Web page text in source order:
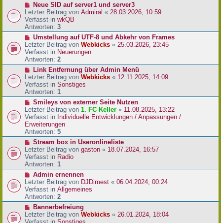
N
e
u
e
r
B
e
i
t
a
g
Neue SID auf server1 und server3
Letzter Beitrag von Admiral « 28.03.2026, 10:59
Verfasst in wkQB
Antworten: 3
N
e
u
e
r
B
e
i
t
a
g
Umstellung auf UTF-8 und Abkehr von Frames
Letzter Beitrag von Webkicks « 25.03.2026, 23:45
Verfasst in Neuerungen
Antworten: 2
N
e
u
e
r
B
e
i
t
r
a
g
Link Entfernung über Admin Menü
Letzter Beitrag von Webkicks « 12.11.2025, 14:09
Verfasst in Sonstiges
Antworten: 1
N
e
u
e
r
B
e
i
t
r
a
g
Smileys von externer Seite Nutzen
Letzter Beitrag von 1. FC Keller « 11.08.2025, 13:22
Verfasst in Individuelle Entwicklungen / Anpassungen /
Erweiterungen
Antworten: 5
N
e
u
e
r
B
e
i
t
a
Stream box in Useronlineliste
Letzter Beitrag von gaston « 18.07.2024, 16:57
Verfasst in Radio
Antworten: 1
N
e
u
e
r
B
e
Admin ernennen
Letzter Beitrag von DJDimest « 06.04.2024, 00:24
Verfasst in Allgemeines
Antworten: 2
N
e
u
Bannerbefreiung
Letzter Beitrag von Webkicks « 26.01.2024, 18:04